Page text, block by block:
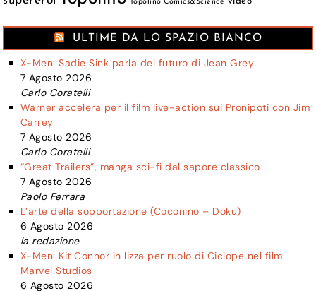
Topolino Comics&Science
ULTIME DA LO SPAZIO BIANCO
X-Men: Sadie Sink parla del futuro di Jean Grey
7 Agosto 2026
Carlo Coratelli
Warner accelera per il film live-action sui Pronipoti con Jim
Carrey
7 Agosto 2026
Carlo Coratelli
“Great Trailers”, manga sci-fi dal sapore classico
7 Agosto 2026
Paolo Ferrara
L’arte della sopportazione (Coconino – Doku)
6 Agosto 2026
la redazione
X-Men: Kit Connor in lizza per ruolo di Ciclope nel film
Marvel Studios
6 Agosto 2026